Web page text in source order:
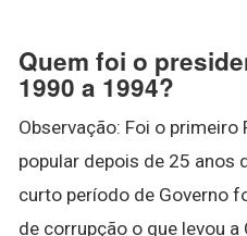
Quem foi o
1990 a 1994?
Observação: Foi o
popular depois de 25 anos
curto período de Governo
de corrupção o que levou